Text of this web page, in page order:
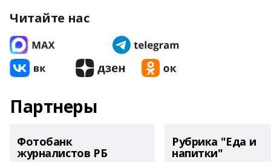
Читайте нас
Партнеры
Фотобанк
журналистов РБ
Рубрика "Еда и
напитки"